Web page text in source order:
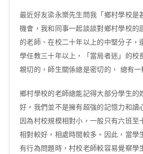
最近好友梁永樂先生問我「鄉村學校是
機會，我和同事一起談談對鄉村學校的
的老師、在校二十年以上的中堅分子，
學任教三十年以上，「當局者迷」的校
親切的，師生關係總是密切的， 總有一
鄉村學校的老師總能記得大部分學生的
好。我們並不是擁有超強的記憶力和讀
因為村校規模相對小，一般只有六班至
相對較好，相處時間較多。因此，當學
有行為問題時，村校老師較容易覺察學